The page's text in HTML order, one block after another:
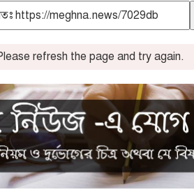
refresh the page and try again.